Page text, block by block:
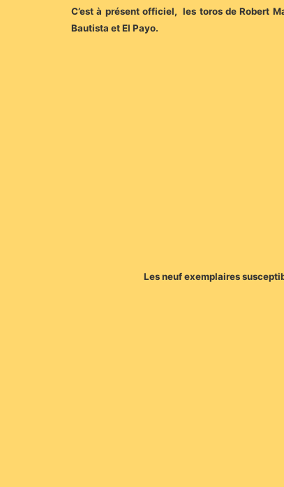
C’est à présent officiel, les toros de Robert
Bautista et El Payo.
Les neuf exemplaires